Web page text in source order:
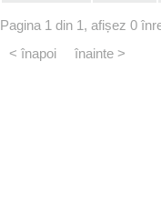
Pagina 1 din 1, afișez 0
< înapoi
înainte >